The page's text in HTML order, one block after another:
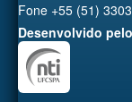
Fone +55 (51)
Desenvolvido pelo